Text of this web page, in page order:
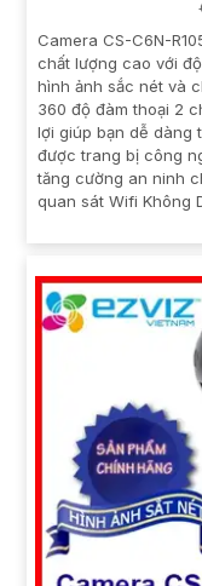
Camera CS-C6N-
chất lượng cao với
hình ảnh sắc nét và
360 độ đàm thoại 2
lợi giúp bạn dễ dàng
được trang bị công
tăng cường an ninh
quan sát Wifi Không